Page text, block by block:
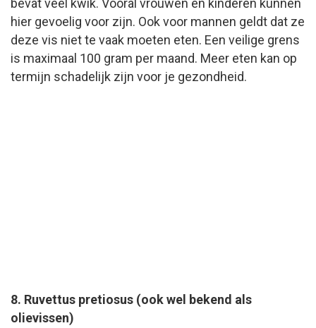
bevat veel kwik. Vooral vrouwen en kinderen kunnen
hier gevoelig voor zijn. Ook voor mannen geldt dat ze
deze vis niet te vaak moeten eten. Een veilige grens
is maximaal 100 gram per maand. Meer eten kan op
termijn schadelijk zijn voor je gezondheid.
8. Ruvettus pretiosus (ook wel bekend als
olievissen)